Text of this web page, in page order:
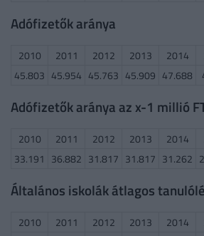
Adófizetők aránya
2010 2011 2012 2013 2014
45.803 45.954 45.763 45.909 47.688
Adófizetők aránya az x-1 millió
2010 2011 2012 2013 2014
33.191 36.882 31.817 31.817 31.262
Általános iskolák átlagos
2010 2011 2012 2013 2014